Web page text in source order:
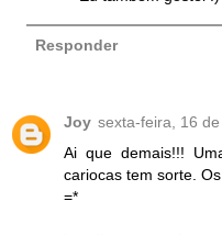
Responder
Joy sexta-feira, 16
Ai que demais!!!
cariocas tem sorte.
=*